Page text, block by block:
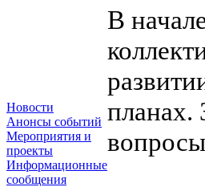
Новости
Анонсы событий
Мероприятия и
проекты
Информационные
сообщения
В
планах.